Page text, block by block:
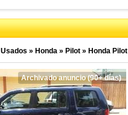
Usados » Honda» Pilot» Honda Pilot
Archivado anuncio (90+ días)